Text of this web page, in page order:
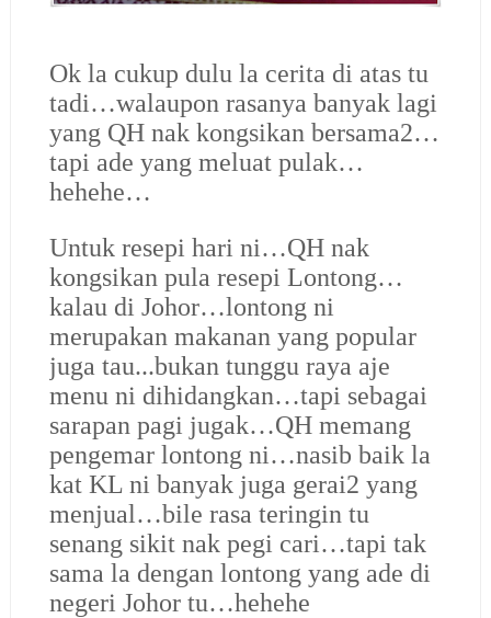
Ok la cukup dulu la cerita di atas tu
tadi…walaupon rasanya banyak lagi
yang QH nak kongsikan bersama2…
tapi ade yang meluat pulak…
hehehe…
Untuk resepi hari ni…QH nak
kongsikan pula resepi Lontong…
kalau di Johor…lontong ni
merupakan makanan yang popular
juga tau...bukan tunggu raya aje
menu ni dihidangkan…tapi sebagai
sarapan pagi jugak…QH memang
pengemar lontong ni…nasib baik la
kat KL ni banyak juga gerai2 yang
menjual…bile rasa teringin tu
senang sikit nak pegi cari…tapi tak
sama la dengan lontong yang ade di
negeri Johor tu…hehehe